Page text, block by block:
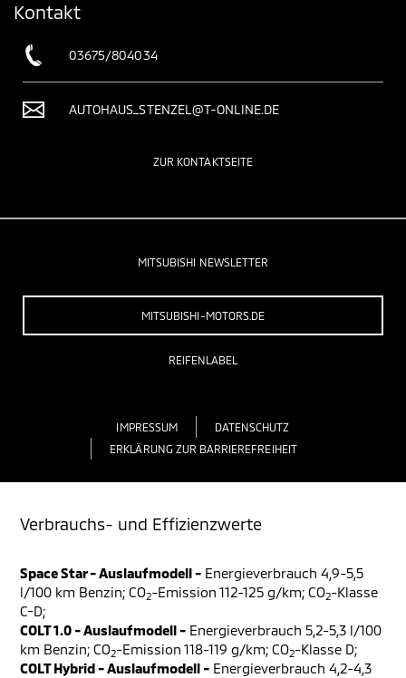
Kontakt
03675/804034
AUTOHAUS_STENZEL@T-ONLINE.DE
ZUR KONTAKTSEITE
MITSUBISHI NEWSLETTER
MITSUBISHI-MOTORS.DE
REIFENLABEL
IMPRESSUM
DATENSCHUTZ
ERKLÄRUNG ZUR BARRIEREFREIHEIT
Verbrauchs- und Effizienzwerte
Space Star - Auslaufmodell - Energieverbrauch 4,9-5,5
l/100 km Benzin; CO2-Emission 112-125 g/km; CO2-Klasse
C-D;
COLT 1.0 - Auslaufmodell - Energieverbrauch 5,2-5,3 l/100
km Benzin; CO2-Emission 118-119 g/km; CO2-Klasse D;
COLT Hybrid - Auslaufmodell - Energieverbrauch 4,2-4,3